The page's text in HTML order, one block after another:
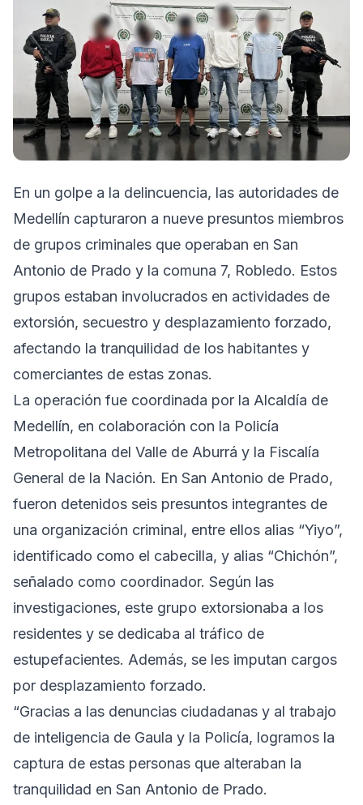
En un golpe a la delincuencia, las autoridades de
Medellín capturaron a nueve presuntos miembros
de grupos criminales que operaban en San
Antonio de Prado y la comuna 7, Robledo. Estos
grupos estaban involucrados en actividades de
extorsión, secuestro y desplazamiento forzado,
afectando la tranquilidad de los habitantes y
comerciantes de estas zonas.
La operación fue coordinada por la Alcaldía de
Medellín, en colaboración con la Policía
Metropolitana del Valle de Aburrá y la Fiscalía
General de la Nación. En San Antonio de Prado,
fueron detenidos seis presuntos integrantes de
una organización criminal, entre ellos alias “Yiyo”,
identificado como el cabecilla, y alias “Chichón”,
señalado como coordinador. Según las
investigaciones, este grupo extorsionaba a los
residentes y se dedicaba al tráfico de
estupefacientes. Además, se les imputan cargos
por desplazamiento forzado.
“Gracias a las denuncias ciudadanas y al trabajo
de inteligencia de Gaula y la Policía, logramos la
captura de estas personas que alteraban la
tranquilidad en San Antonio de Prado.